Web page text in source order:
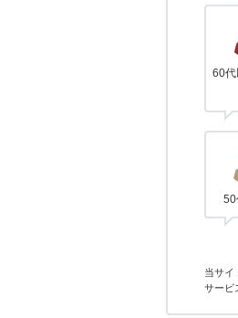
60代
50
当サイ
サービ